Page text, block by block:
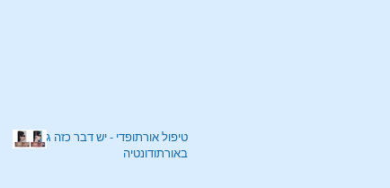
טיפול אורתופדי - יש דבר כזה גם
באורתודונטיה